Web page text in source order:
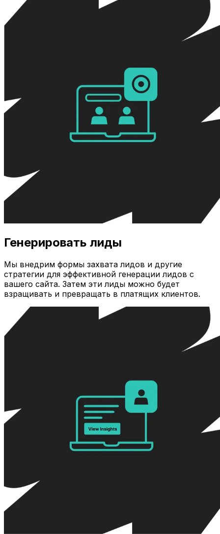
Генерировать лиды
Мы внедрим формы захвата лидов и другие
стратегии для эффективной генерации лидов с
вашего сайта. Затем эти лиды можно будет
взращивать и превращать в платящих клиентов.